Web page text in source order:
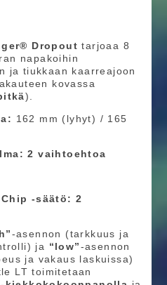
Dropout tarjoaa 8
napakoihin
ja tiukkaan kaarreajoon
kovassa
).
162 mm (lyhyt) / 165
2 vaihtoehtoa
-säätö: 2
-asennon (tarkkuus ja
ja “low”-asennon
ja vakaus laskuissa)
LT toimitetaan